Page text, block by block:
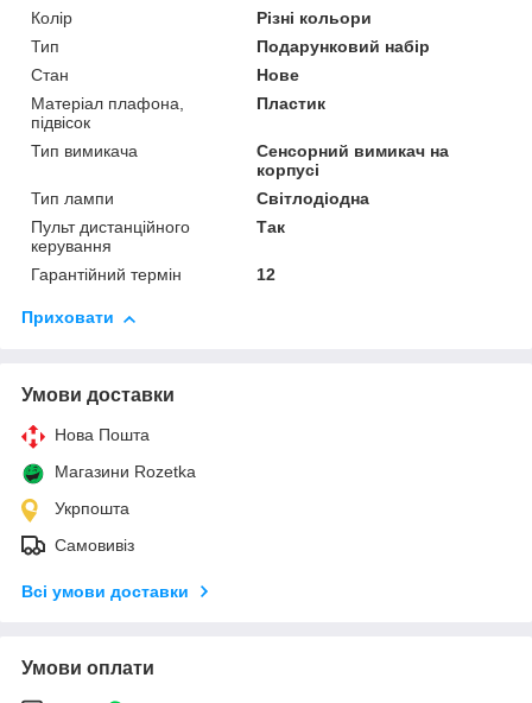
Колір
Різні кольори
Тип
Подарунковий набір
Стан
Нове
Матеріал плафона,
підвісок
Пластик
Тип вимикача
Сенсорний вимикач на
корпусі
Тип лампи
Світлодіодна
Пульт дистанційного
керування
Так
Гарантійний термін 12
Приховати
Умови доставки
Нова Пошта
Магазини Rozetka
Укрпошта
Самовивіз
Всі умови доставки
Умови оплати